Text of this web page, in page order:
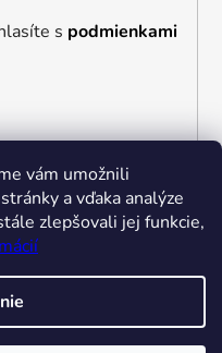
vám umožnili
a vďaka analýze
zlepšovali jej funkcie,
s podmienkami